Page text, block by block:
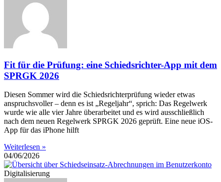
Fit für die Prüfung: eine Schiedsrichter-App mit dem
SPRGK 2026
Diesen Sommer wird die Schiedsrichterprüfung wieder etwas
anspruchsvoller – denn es ist „Regeljahr“, sprich: Das Regelwerk
wurde wie alle vier Jahre überarbeitet und es wird ausschließlich
nach dem neuen Regelwerk SPRGK 2026 geprüft. Eine neue iOS-
App für das iPhone hilft
Weiterlesen »
04/06/2026
Digitalisierung